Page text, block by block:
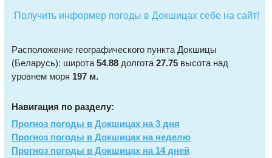
Получить информер погоды в Докшицах себе на сайт!
Расположение географического пункта Докшицы
(Беларусь): широта 54.88 долгота 27.75 высота над
уровнем моря 197 м.
Навигация по разделу:
Прогноз погоды в Докшицах на 3 дня
Прогноз погоды в Докшицах на неделю
Прогноз погоды в Докшицах на 14 дней